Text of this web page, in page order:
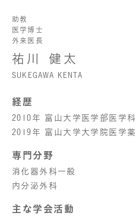
助教
医学博士
外来医長
祐川 健太
SUKEGAWA KENTA
経歴
2010年 富山大学医学部医学
2019年 富山大学大学院医学
専門分野
消化器外科一般
内分泌外科
主な学会活動